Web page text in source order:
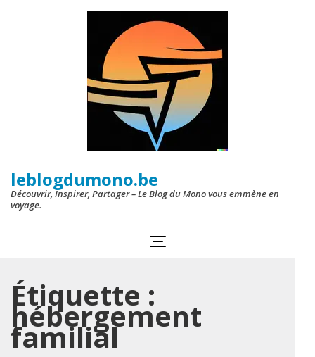
leblogdumono.be
Découvrir, Inspirer, Partager – Le Blog du Mono vous emmène en
voyage.
Étiquette :
hébergement
familial